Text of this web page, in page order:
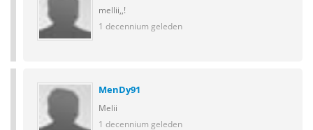
mellii,,!
1 decennium geleden
MenDy91
Melii
1 decennium geleden